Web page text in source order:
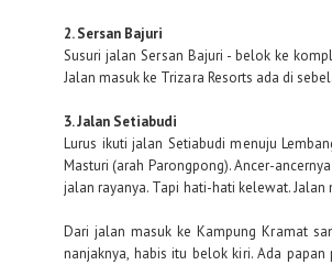
2. Sersan Bajuri
Susuri jalan Sersan Bajuri - belok ke
Jalan masuk ke Trizara Resorts ada di
3. Jalan Setiabudi
Lurus ikuti jalan Setiabudi menuju
Masturi (arah Parongpong). Ancer-
jalan rayanya. Tapi hati-hati kelewat. Jalan
Dari jalan masuk ke Kampung Kramat
nanjaknya, habis itu belok kiri. Ada